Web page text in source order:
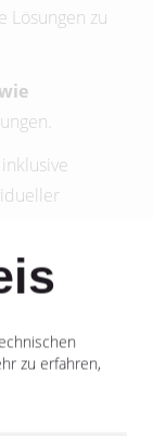
Lösungen zu
inklusive
zu erfahren,